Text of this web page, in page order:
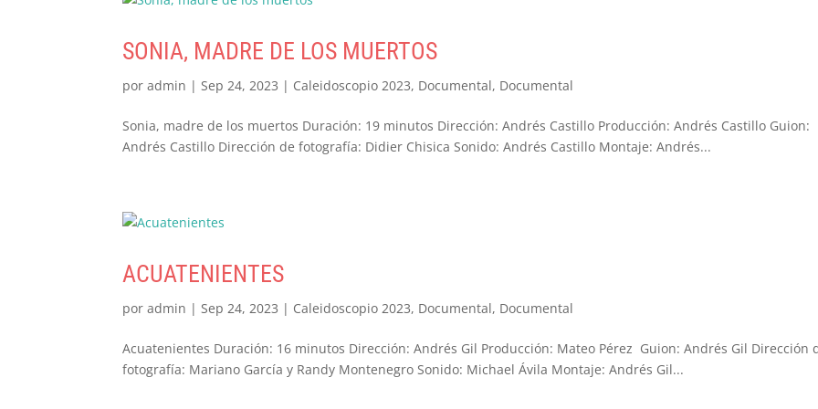
SONIA, MADRE DE LOS MUERTOS
poradmin |Sep 24, 2023 | Caleidoscopio 2023, Documental, Documental
Sonia, madre de los muertos Duración: 19 minutos Dirección: Andrés Castillo Producción: Andrés Castillo Guion:
Andrés Castillo Dirección de fotografía: Didier Chisica Sonido: Andrés Castillo Montaje: Andrés...
ACUATENIENTES
poradmin |Sep 24, 2023 | Caleidoscopio 2023, Documental, Documental
Acuatenientes Duración: 16 minutos Dirección: Andrés Gil Producción: Mateo Pérez Guion: Andrés Gil Dirección
fotografía: Mariano García y Randy Montenegro Sonido: Michael Ávila Montaje: Andrés Gil...